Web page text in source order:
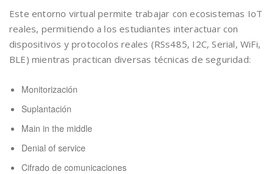
Este entorno virtual permite trabajar con ecosistemas IoT
reales, permitiendo a los estudiantes interactuar con
dispositivos y protocolos reales (RSs485, I2C, Serial, WiFi,
BLE) mientras practican diversas técnicas de seguridad:
Monitorización
Suplantación
Main in the middle
Denial of service
Cifrado de comunicaciones